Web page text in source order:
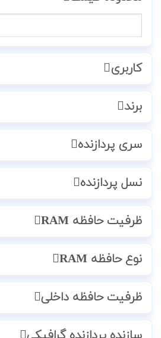
کاربری
برند
سری پردازنده
نسل پردازنده
ظرفیت حافظه RAM
نوع حافظه RAM
ظرفیت حافظه داخلی